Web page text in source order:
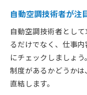
し
資格と経験が活
資格取得が
経験者が優
空調設備求
電気工事士
自動空調技術者が注
自動空調技術者とし
るだけでなく、仕事
にチェックしましょ
制度があるかどうか
直結します。